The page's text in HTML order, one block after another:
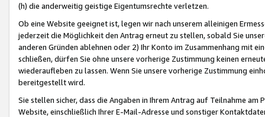
(h) die anderweitig geistige Eigentumsrechte verletzen.
Ob eine Website geeignet ist, legen wir nach unserem alleinigen
jederzeit die Möglichkeit den Antrag erneut zu stellen, sobald Sie
anderen Gründen ablehnen oder 2) Ihr Konto im Zusammenhang mit
schließen, dürfen Sie ohne unsere vorherige Zustimmung keinen
wiederaufleben zu lassen. Wenn Sie unsere vorherige Zustimmung
bereitgestellt wird.
Sie stellen sicher, dass die Angaben in Ihrem Antrag auf Teilnahme
Website, einschließlich Ihrer E-Mail-Adresse und sonstiger